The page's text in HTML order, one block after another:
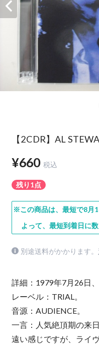
【2CDR】AL
¥660 税込
残り1点
※この商品は、最短で8月
よって、最短到着日に
別途送料がかかります。
詳細：1979年7月26日
レーベル：TRIAL。
音源：AUDIENCE。
一言：人気絶頂期の来
遠い感じですが、ライ